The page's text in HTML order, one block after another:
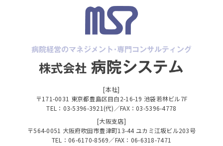
[本社]
〒171-0031 東京都豊島区目白2-16-19 池袋若林ビル7F
TEL：03-5396-3921(代)／FAX：03-5396-4778
[大阪支店]
〒564-0051 大阪府吹田市豊津町13-44 ユカミ江坂ビル203号
TEL：06-6170-8569／FAX：06-6318-7471